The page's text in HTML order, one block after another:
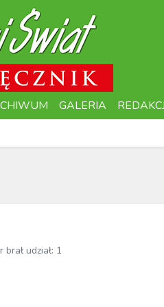
GALERIA
udział: 1